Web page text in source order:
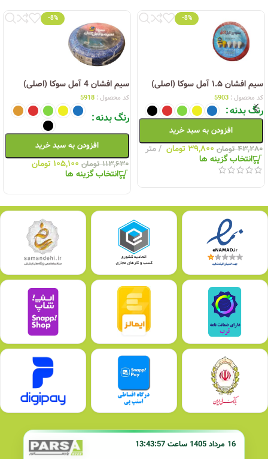
-8%
سیم افشان ۱.۵ آمل سوکا (اصلی)
کد محصول : 5903
رنگ بدنه
افزودن به سبد خرید
۴۳,۲۸۰ تومان ۳۹,۸۰۰ تومان متر
انتخاب گزینه ها
-8%
سیم افشان 4 آمل سوکا (اصلی)
کد محصول : 5918
رنگ بدنه
افزودن به سبد خرید
۱۱۳,۶۳۰ تومان ۱۰۵,۱۰۰ تومان
انتخاب گزینه ها
16 مرداد 1405 ساعت 13:43:57